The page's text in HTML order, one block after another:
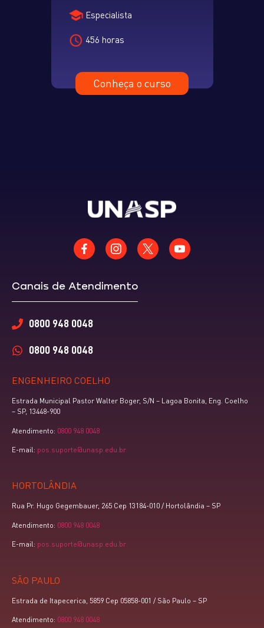
Especialista
456 horas
Conheça o curso
ENGENHEIRO COELHO
Estrada Municipal Pastor Walter Boger, S/N – Lagoa Bonita, Eng. Coelho
– SP, 13448-900
Atendimento: 0800 948 0048
E-mail: pos.suporte@unasp.edu.br
HORTOLÂNDIA
Rua Pr. Hugo Gegembauer, 265 Cep 13184-010 / Hortolândia – SP
Atendimento: 0800 948 0048
E-mail: pos.suporte@unasp.edu.br
SÃO PAULO
Estrada de Itapecerica, 5859 Cep 05858-001 / São Paulo – SP
Atendimento: 0800 948 0048
Canais de Atendimento
0800 948 0048
0800 948 0048